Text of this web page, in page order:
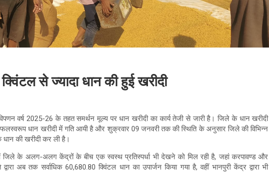
से ज्यादा धान की हुई खरीदी
वर्ष 2025-26 के तहत समर्थन मूल्य पर धान खरीदी का कार्य तेजी से जारी है। जिले के धान खरीदी
धान खरीदी में गति आयी है और शुक्रवार 09 जनवरी तक की स्थिति के अनुसार जिले की विभिन्न
की खरीदी कर ली है।
के अलग-अलग केंद्रों के बीच एक स्वस्थ प्रतिस्पर्धा भी देखने को मिल रही है, जहां करपावण्ड और
अब तक सर्वाधिक 60,680.80 क्विंटल धान का उपार्जन किया गया है, वहीं भानपुरी केंद्र द्वारा भी